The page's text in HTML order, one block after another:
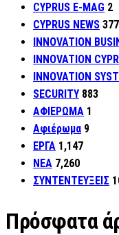
CYPRUS E-MAG 2
CYPRUS NEWS 377
INNOVATION
INNOVATION
INNOVATION
SECURITY 883
ΑΦΙΕΡΩΜΑ 1
Αφιέρωμα 9
ΕΡΓΑ 1,147
ΝΕΑ 7,260
ΣΥΝΤΕΝΤΕΥΞΕΙΣ
Πρόσφατα